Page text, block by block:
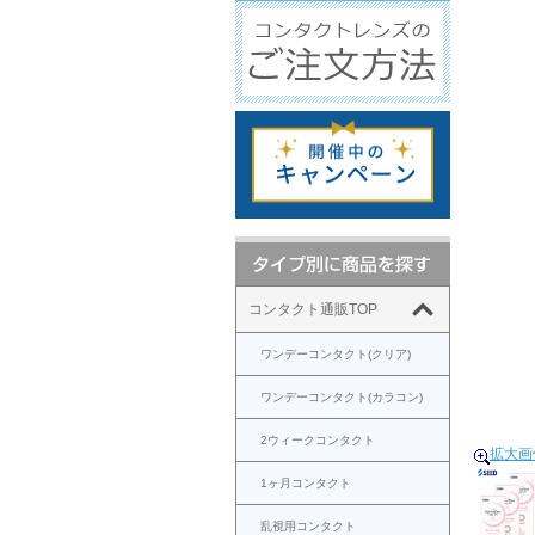
コンタクト通販TOP
ワンデーコンタクト(クリア)
ワンデーコンタクト(カラコン)
2ウィークコンタクト
1ヶ月コンタクト
乱視用コンタクト
拡大